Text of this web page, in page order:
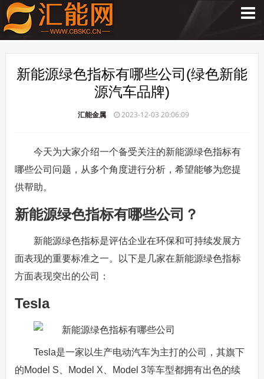
新能源绿色指标有哪些公司(绿色新能
源汽车品牌)
汇能金属 2023-12-03 20:06:09
今天为大家介绍一个备受关注的新能源绿色指标有
哪些公司问题，从多个角度进行分析，希望能够为您提
供帮助。
新能源绿色指标有哪些公司？
新能源绿色指标是评估企业在环保和可持续发展方
面表现的重要标准之一。以下是几家在新能源绿色指标
方面表现突出的公司：
Tesla
Tesla是一家以生产电动汽车为主打的公司，其旗下
的Model S、Model X、Model 3等车型都拥有出色的续